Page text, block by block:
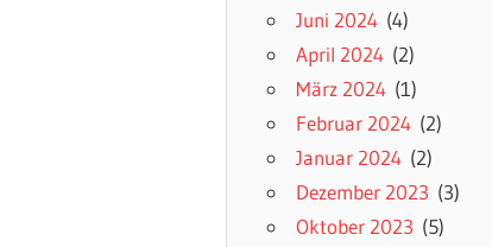
Juni 2024(4)
April 2024(2)
März 2024(1)
Februar 2024(2)
Januar 2024(2)
Dezember 2023 (3)
Oktober 2023 (5)